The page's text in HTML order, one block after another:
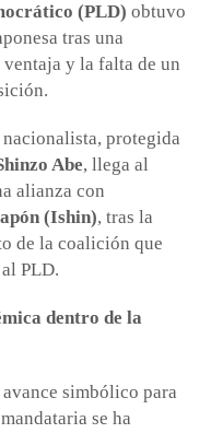
(PLD) obtuvo
tras una
y la falta de un
protegida
Abe, llega al
alianza con
(Ishin), tras la
de la coalición que
PLD.
dentro de la
simbólico para
se ha